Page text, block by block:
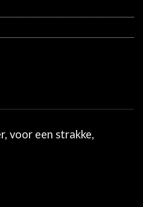
voor een strakke,